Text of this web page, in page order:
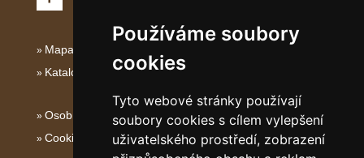
Používáme soubory
cookies
Tyto webové stránky používají
soubory cookies s cílem vylepšení
uživatelského prostředí, zobrazení
Mapa serveru Italské Ostrovy
Katalog ubytování
Osobní údaje
Cookies